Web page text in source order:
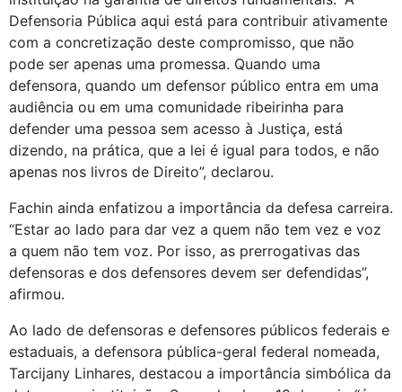
Defensoria Pública aqui está para contribuir ativamente
com a concretização deste compromisso, que não
pode ser apenas uma promessa. Quando uma
defensora, quando um defensor público entra em uma
audiência ou em uma comunidade ribeirinha para
defender uma pessoa sem acesso à Justiça, está
dizendo, na prática, que a lei é igual para todos, e não
apenas nos livros de Direito”, declarou.
Fachin ainda enfatizou a importância da defesa carreira.
“Estar ao lado para dar vez a quem não tem vez e voz
a quem não tem voz. Por isso, as prerrogativas das
defensoras e dos defensores devem ser defendidas”,
afirmou.
Ao lado de defensoras e defensores públicos federais e
estaduais, a defensora pública-geral federal nomeada,
Tarcijany Linhares, destacou a importância simbólica da